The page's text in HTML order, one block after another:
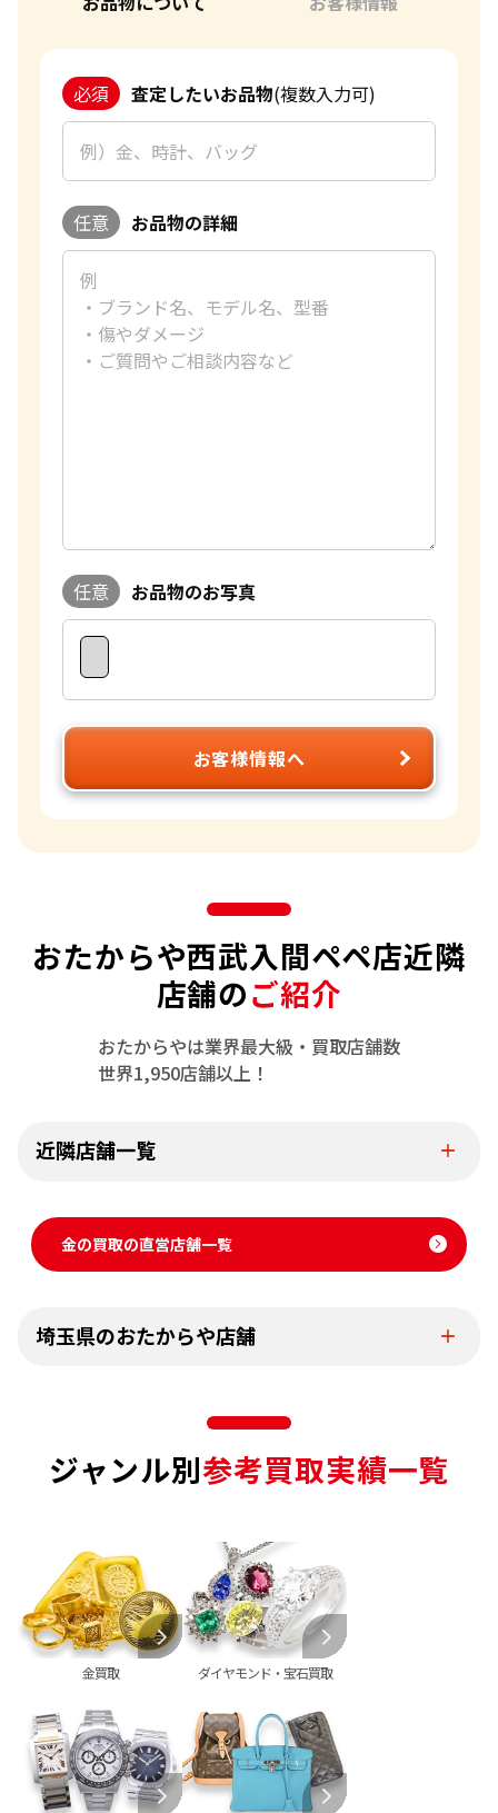
「金・貴金属の買取価格」はどうやって決まりますか？
金・貴金属はいつ売るのがポイント？日によって買取価格
が違うって本当ですか？
貴金属の売り時はいつですか？
必須 査定したいお品物(複数入力可)
任意 お品物の詳細
任意 お品物のお写真
お客様情報へ
おたからや西武入間ペペ店近隣
店舗のご紹介
おたからやは業界最大級・買取店舗数
世界1,950店舗以上！
近隣店舗一覧
金の買取の直営店舗一覧
埼玉県のおたからや店舗
ジャンル別参考買取実績一覧
金買取 ダイヤモンド・宝石買取